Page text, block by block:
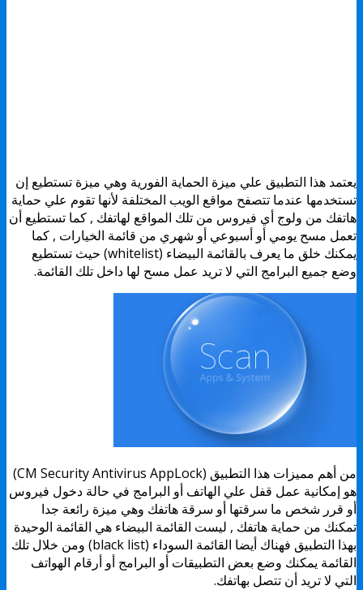
يعتمد هذا التطبيق علي ميزة الحماية الفورية وهي ميزة تستطيع إن
تستخدمها عندما تتصفح مواقع الويب المختلفة لأنها تقوم علي حماية
هاتفك من ولوج أي فيروس من تلك المواقع لهاتفك , كما تستطيع أن
تعمل مسح يومي أو أسبوعي أو شهري من قائمة الخيارات , كما
يمكنك خلق ما يعرف بالقائمة البيضاء (whitelist) حيث تستطيع
وضع جميع البرامج التي لا تريد عمل مسح لها داخل تلك القائمة.
من أهم مميزات هذا التطبيق (CM Security Antivirus AppLock)
هو إمكانية عمل قفل علي الهاتف أو البرامج في حالة دخول فيروس
أو قرر شخص ما سرقتها أو سرقة هاتفك وهي ميزة رائعة جدا
تمكنك من حماية هاتفك , ليست القائمة البيضاء هي القائمة الوحيدة
بهذا التطبيق فهناك أيضا القائمة السوداء (black list) ومن خلال تلك
القائمة يمكنك وضع بعض التطبيقات أو البرامج أو أرقام الهواتف
التي لا تريد أن تتصل بهاتفك.